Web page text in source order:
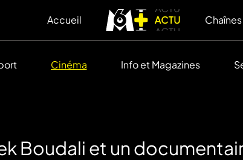
Accueil Chaînes
Cinéma Info et Magazines
Boudali et un